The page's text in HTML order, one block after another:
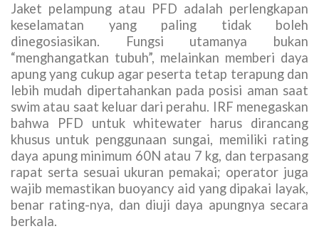
Jaket pelampung atau PFD adalah perlengkapan
keselamatan yang paling tidak boleh
dinegosiasikan. Fungsi utamanya bukan
“menghangatkan tubuh”, melainkan memberi daya
apung yang cukup agar peserta tetap terapung dan
lebih mudah dipertahankan pada posisi aman saat
swim atau saat keluar dari perahu. IRF menegaskan
bahwa PFD untuk whitewater harus dirancang
khusus untuk penggunaan sungai, memiliki rating
daya apung minimum 60N atau 7 kg, dan terpasang
rapat serta sesuai ukuran pemakai; operator juga
wajib memastikan buoyancy aid yang dipakai layak,
benar rating-nya, dan diuji daya apungnya secara
berkala.